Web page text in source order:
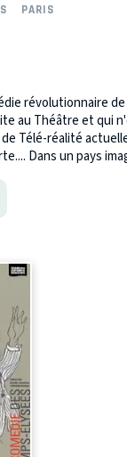
PARIS
révolutionnaire
au Théâtre et qui
Télé-réalité
Dans un pays